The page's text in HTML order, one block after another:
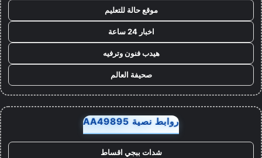
موقع حالة للتعليم
اخبار 24 ساعة
هيدب فنون وترفيه
صحيفة العالم
روابط نصية AA49895
شدات ببجي اقساط